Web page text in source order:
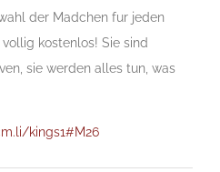
der Madchen fur jeden
kostenlos! Sie sind
sie werden alles tun, was
kings1#M26